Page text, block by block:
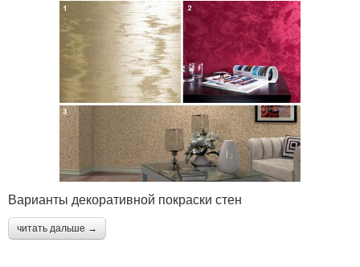
Варианты декоративной покраски стен
читать дальше →